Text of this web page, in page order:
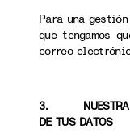
Para una
que tengamos
correo
3. NUESTRA
DE TUS DATOS